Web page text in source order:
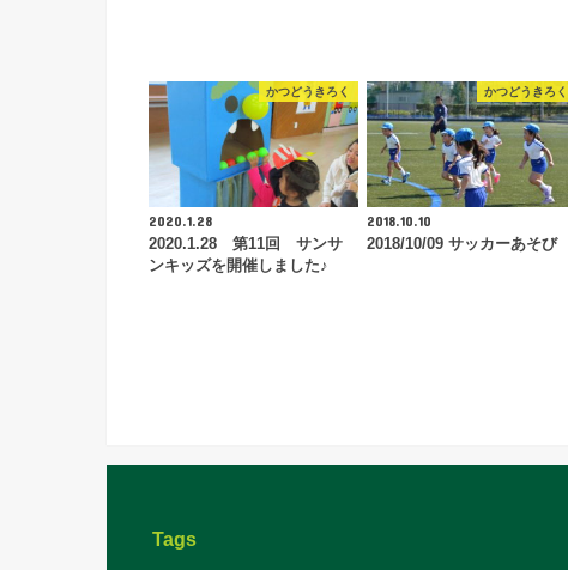
かつどうきろく
2020.1.28
2020.1.28 第11回 サンサ
ンキッズを開催しました♪
かつどうきろく
2018.10.10
2018/10/09 サッカーあそび
Tags